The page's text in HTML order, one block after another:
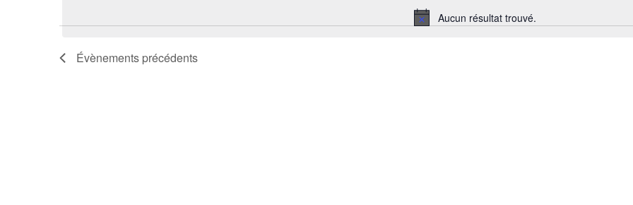
Notice
Aucun résultat trouvé.
de
vues
clé.
Évènements précédents